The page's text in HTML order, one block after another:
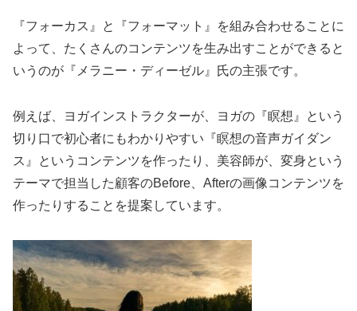
『フォーカス』と『フォーマット』を組み合わせることに
よって、たくさんのコンテンツを生み出すことができると
いうのが『メラニー・ディーゼル』氏の主張です。
例えば、ヨガインストラクターが、ヨガの『瞑想』という
切り口で初心者にもわかりやすい『瞑想の音声ガイダン
ス』というコンテンツを作ったり、美容師が、変身という
テーマで担当した顧客のBefore、Afterの画像コンテンツを
作ったりすることを提案しています。